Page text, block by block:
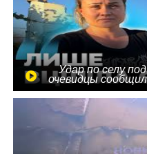
Удар по селу
очевидцы